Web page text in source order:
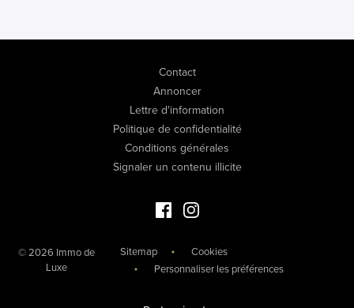
Contact
Annoncer
Lettre d'information
Politique de confidentialité
Conditions générales
Signaler un contenu illicite
Facebook Immo de Luxe
Instagram Immo de Luxe
© 2026 Immo de
Luxe
Sitemap
Cookies
Personnaliser les préférences